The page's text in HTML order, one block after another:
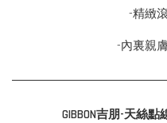
-精緻
-內裏親
GIBBON吉朋-天絲